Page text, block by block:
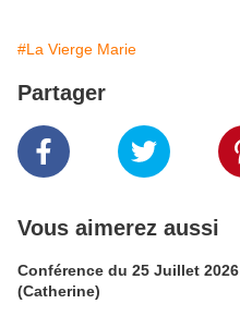
#La Vierge Marie
Partager
Vous aimerez aussi
Conférence du 25 Juillet 2026
(Catherine)